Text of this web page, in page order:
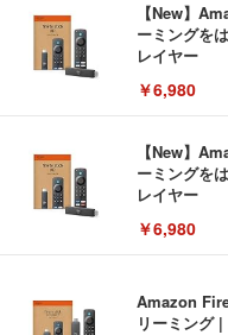
【New】
ーミングを
レイヤー
￥6,980
【New】
ーミングを
レイヤー
￥6,980
Amazon
リーミング